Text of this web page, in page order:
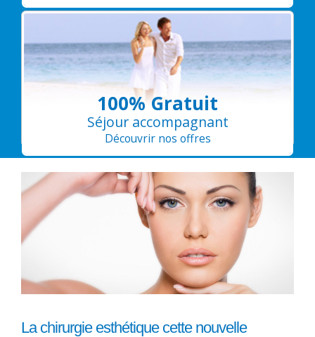
100% Gratuit
Séjour accompagnant
Découvrir nos offres
La chirurgie esthétique cette nouvelle